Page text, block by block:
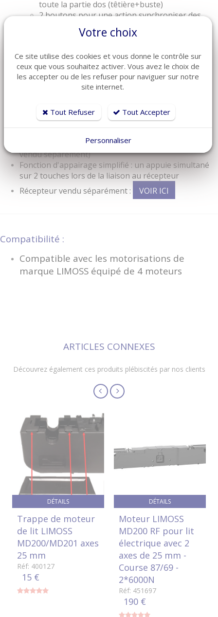
toute la partie dos (têtière+buste)
2 boutons pour une action synchroniser des
jambes (cuisses+pieds)
1 bouton pour actionner la mémorisation de la
4 boutons pour actionner une position
mémorisé
1 bouton pour la fonction lampe-torche (petite
lumière led d'éclairage)
touch"
Fonctionne avec 3 petites piles AAA LR03, les 3 piles
Télécommande radio 2,4 GHz vendu seule (récepteur
vendu séparément)
Fonction d'appairage simplifié : un appuie simultané
sur 2 touches lors de la liaison au récepteur
Récepteur vendu séparément :
VOIR ICI
Compatibilité :
Compatible avec les motorisations de
marque LIMOSS équipé de 4 moteurs
ARTICLES CONNEXES
Découvrez également ces produits plébiscités par nos clients
DÉTAILS
Trappe de moteur
de lit LIMOSS
MD200/MD201 axes
25 mm
Réf: 400127
15 €
DÉTAILS
Moteur LIMOSS
MD200 RF pour lit
électrique avec 2
axes de 25 mm -
Course 87/69 -
2*6000N
Réf: 451697
190 €
Votre choix
Ce site utilise des cookies et vous donne le contrôle sur
ceux que vous souhaitez activer. Vous avez le choix de
les accepter ou de les refuser pour naviguer sur notre
site internet.
Tout Refuser Tout Accepter
Personnaliser